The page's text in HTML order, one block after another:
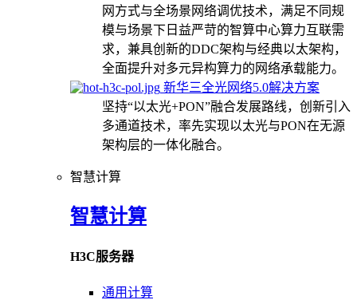
网方式与全场景网络调优技术，满足不同规
模与场景下日益严苛的智算中心算力互联需
求，兼具创新的DDC架构与经典以太架构，
全面提升对多元异构算力的网络承载能力。
新华三全光网络5.0解决方案
坚持“以太光+PON”融合发展路线，创新引入
多通道技术，率先实现以太光与PON在无源
架构层的一体化融合。
智慧计算
智慧计算
H3C服务器
通用计算